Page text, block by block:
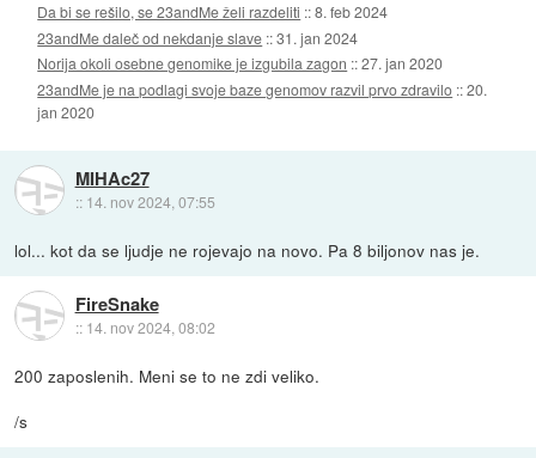
Da bi se rešilo, se 23andMe želi razdeliti ::8. feb 2024
23andMe daleč od nekdanje slave ::31. jan 2024
Norija okoli osebne genomike je izgubila zagon ::27. jan 2020
23andMe je na podlagi svoje baze genomov razvil prvo zdravilo ::20.
jan 2020
MIHAc27
:: 14. nov 2024, 07:55
lol... kot da se ljudje ne rojevajo na novo. Pa 8 biljonov nas je.
FireSnake
:: 14. nov 2024, 08:02
200 zaposlenih. Meni se to ne zdi veliko.
/s